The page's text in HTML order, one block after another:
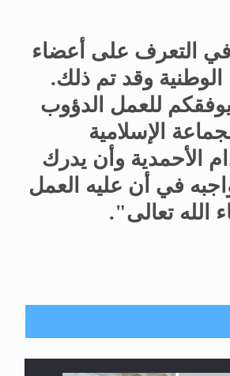
التعرف على أعضاء
الوطنية وقد تم ذلك.
يوفقكم للعمل الدؤوب
الإسلامية
الأحمدية وأن يدرك
في أن عليه العمل
الله تعالى".